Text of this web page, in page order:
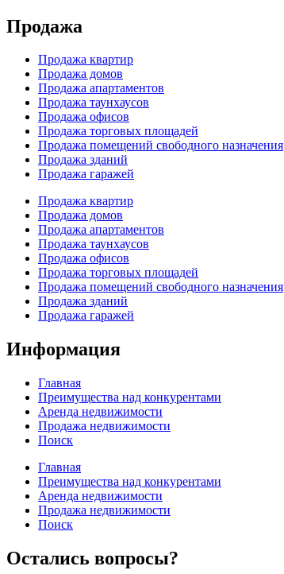
Продажа
Продажа квартир
Продажа домов
Продажа апартаментов
Продажа таунхаусов
Продажа офисов
Продажа торговых площадей
Продажа помещений свободного назначения
Продажа зданий
Продажа гаражей
Продажа квартир
Продажа домов
Продажа апартаментов
Продажа таунхаусов
Продажа офисов
Продажа торговых площадей
Продажа помещений свободного назначения
Продажа зданий
Продажа гаражей
Информация
Главная
Преимущества над конкурентами
Аренда недвижимости
Продажа недвижимости
Поиск
Главная
Преимущества над конкурентами
Аренда недвижимости
Продажа недвижимости
Поиск
Остались вопросы?